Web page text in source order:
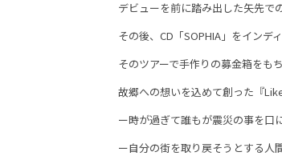
デビューを前に踏み出した矢先で
その後、CD「SOPHIA」をインデ
そのツアーで手作りの募金箱をも
故郷への想いを込めて創った『
ー時が過ぎて誰もが震災の事を
ー自分の街を取り戻そうとする